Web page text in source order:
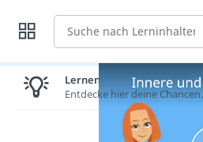
Suche
Lernen lohnt sich!
Entdecke hier deine Chancen.